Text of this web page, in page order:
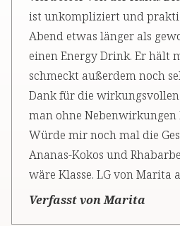
ist unkompliziert und
Abend etwas länger als
einen Energy Drink. Er hält
schmeckt außerdem noch
Dank für die
man ohne
Würde mir noch mal die
Ananas-Kokos und
wäre Klasse. LG von Marita
Verfasst von Marita